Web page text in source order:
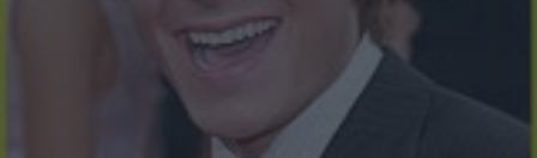
sarebbe turbata dall'accaduto. Così un noto blog americano
ha scritto: Non credete che sia irresponsabile per Kristen
Stewart fumare sigarette o fare di peggio, sapendo che lei è
idolatrata da milioni di ragazze giovani e che potrebbe
influenzarle negativamente? In questi casi bisognerebbe
sempre fare attenzione a quello che si dice: sicuramente